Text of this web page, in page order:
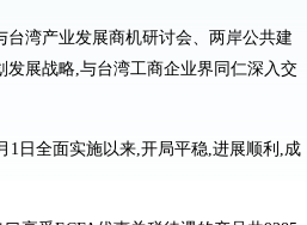
台湾产业发展商机研讨会、两岸公共建
发展战略,与台湾工商企业界同仁深入交
日全面实施以来,开局平稳,进展顺利,成